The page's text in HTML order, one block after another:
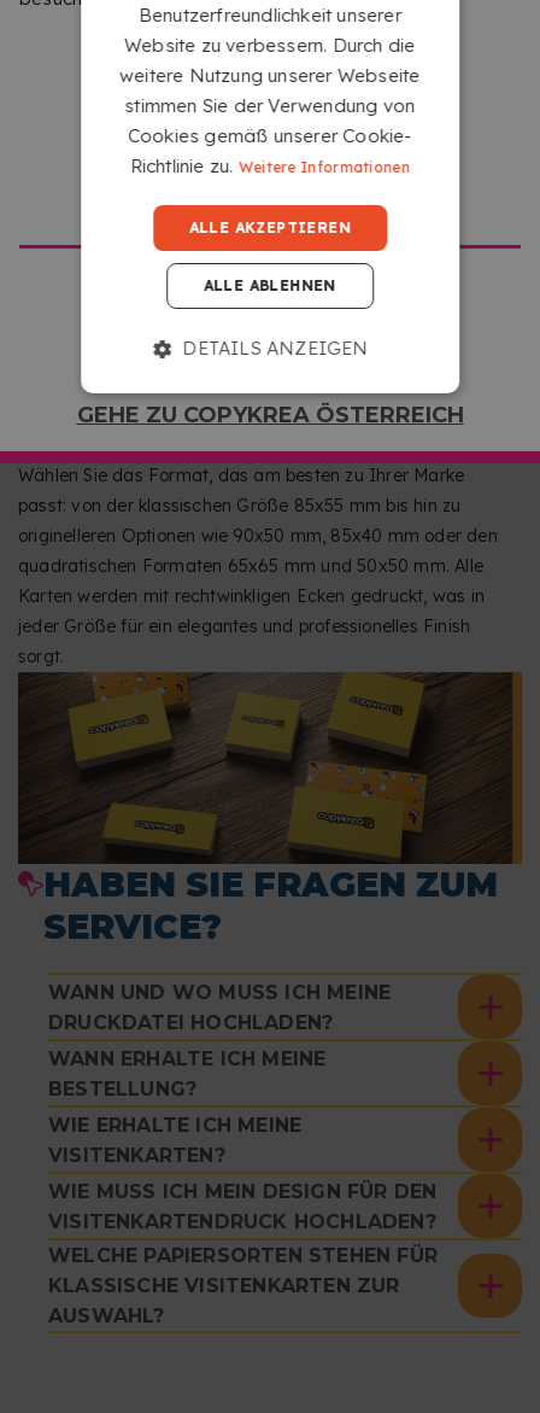
GEHE ZU COPYKREA USA
GEHE ZU COPYKREA ÖSTERREICH
Dank hochwertigem Digitaldruck bieten Ihre Visitenkarten
gestochen scharfe Texte und intensive Farben, die auf den
ersten Blick auffallen. Das gestrichene Papier bringt das
Design zur Geltung und garantiert ein gleichmäßiges
Ergebnis sowohl beim einseitigen als auch beim
beidseitigen Druck.
5 VERFÜGBARE GRÖSSEN ZUR INDIVIDUELLEN G
ESTALTUNG
Wählen Sie das Format, das am besten zu Ihrer Marke
passt: von der klassischen Größe 85x55 mm bis hin zu
originelleren Optionen wie 90x50 mm, 85x40 mm oder den
quadratischen Formaten 65x65 mm und 50x50 mm. Alle
Karten werden mit rechtwinkligen Ecken gedruckt, was in
jeder Größe für ein elegantes und professionelles Finish
sorgt.
HABEN SIE FRAGEN ZUM
SERVICE?
WANN UND WO MUSS ICH MEINE
DRUCKDATEI HOCHLADEN?
WANN ERHALTE ICH MEINE
BESTELLUNG?
WIE ERHALTE ICH MEINE
VISITENKARTEN?
WIE MUSS ICH MEIN DESIGN FÜR DEN
VISITENKARTENDRUCK HOCHLADEN?
WELCHE PAPIERSORTEN STEHEN FÜR
KLASSISCHE VISITENKARTEN ZUR
AUSWAHL?
Benutzerfreundlichkeit unserer
Website zu verbessern. Durch die
weitere Nutzung unserer Webseite
stimmen Sie der Verwendung von
Cookies gemäß unserer Cookie-
Richtlinie zu. Weitere Informationen
ALLE AKZEPTIEREN
ALLE ABLEHNEN
DETAILS ANZEIGEN